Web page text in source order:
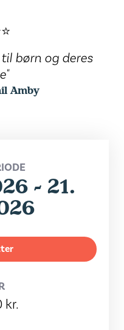
børn og deres
Amby
- 21.
kr.